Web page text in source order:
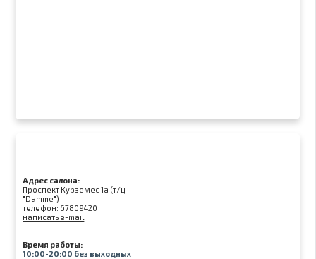
Адрес салона:
Проспект Курземес 1а (т/ц
"Damme")
телефон: 67809420
написать e-mail
Время работы:
10:00-20:00 без выходных